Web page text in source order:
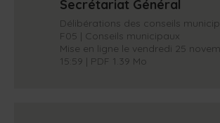
Secrétariat Général
Délibérations des conseils
F05 | Conseils municipaux
Mise en ligne le vendredi 25
15:59 | PDF 1.39 Mo